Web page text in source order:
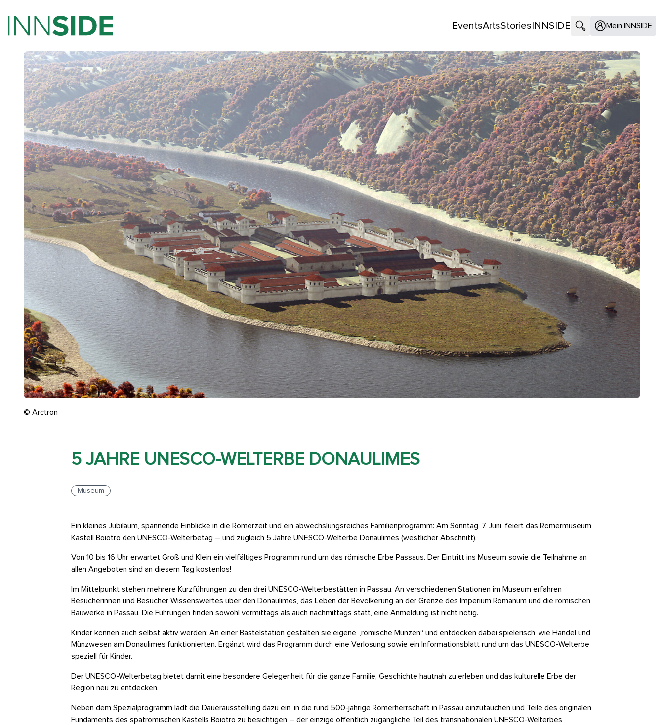
EventsArtsStories INNSIDE Suche öffnenMein INNSIDE
© Arctron
5 JAHRE UNESCO-WELTERBE DONAULIMES
Museum
Ein kleines Jubiläum, spannende Einblicke in die Römerzeit und ein abwechslungsreiches Familienprogramm: Am Sonntag, 7. Juni, feiert das Römermuseum
Kastell Boiotro den UNESCO-Welterbetag – und zugleich 5 Jahre UNESCO-Welterbe Donaulimes (westlicher Abschnitt).
Von 10 bis 16 Uhr erwartet Groß und Klein ein vielfältiges Programm rund um das römische Erbe Passaus. Der Eintritt ins Museum sowie die Teilnahme an
allen Angeboten sind an diesem Tag kostenlos!
Im Mittelpunkt stehen mehrere Kurzführungen zu den drei UNESCO-Welterbestätten in Passau. An verschiedenen Stationen im Museum erfahren
Besucherinnen und Besucher Wissenswertes über den Donaulimes, das Leben der Bevölkerung an der Grenze des Imperium Romanum und die römischen
Bauwerke in Passau. Die Führungen finden sowohl vormittags als auch nachmittags statt, eine Anmeldung ist nicht nötig.
Kinder können auch selbst aktiv werden: An einer Bastelstation gestalten sie eigene „römische Münzen“ und entdecken dabei spielerisch, wie Handel und
Münzwesen am Donaulimes funktionierten. Ergänzt wird das Programm durch eine Verlosung sowie ein Informationsblatt rund um das UNESCO-Welterbe
speziell für Kinder.
Der UNESCO-Welterbetag bietet damit eine besondere Gelegenheit für die ganze Familie, Geschichte hautnah zu erleben und das kulturelle Erbe der
Region neu zu entdecken.
Neben dem Spezialprogramm lädt die Dauerausstellung dazu ein, in die rund 500-jährige Römerherrschaft in Passau einzutauchen und Teile des originalen
Fundaments des spätrömischen Kastells Boiotro zu besichtigen – der einzige öffentlich zugängliche Teil des transnationalen UNESCO-Welterbes